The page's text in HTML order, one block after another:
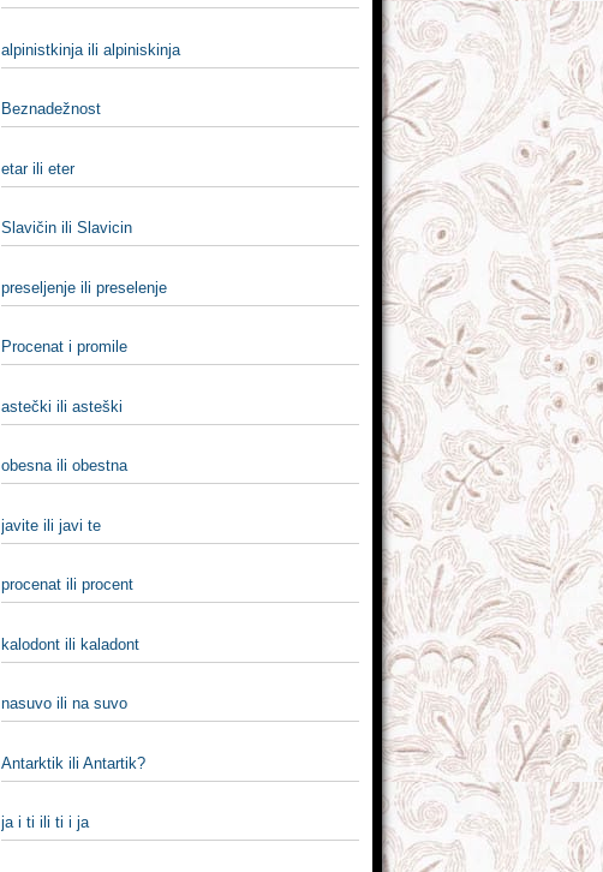
alpinistkinja ili alpiniskinja
Beznadežnost
etar ili eter
Slavičin ili Slavicin
preseljenje ili preselenje
Procenat i promile
astečki ili asteški
obesna ili obestna
javite ili javi te
procenat ili procent
kalodont ili kaladont
nasuvo ili na suvo
Antarktik ili Antartik?
ja i ti ili ti i ja